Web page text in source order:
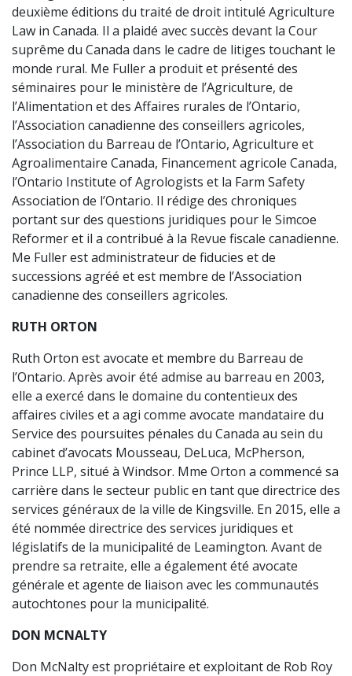
deuxième éditions du traité de droit intitulé Agriculture
Law in Canada. Il a plaidé avec succès devant la Cour
suprême du Canada dans le cadre de litiges touchant le
monde rural. Me Fuller a produit et présenté des
séminaires pour le ministère de l’Agriculture, de
l’Alimentation et des Affaires rurales de l’Ontario,
l’Association canadienne des conseillers agricoles,
l’Association du Barreau de l’Ontario, Agriculture et
Agroalimentaire Canada, Financement agricole Canada,
l’Ontario Institute of Agrologists et la Farm Safety
Association de l’Ontario. Il rédige des chroniques
portant sur des questions juridiques pour le Simcoe
Reformer et il a contribué à la Revue fiscale canadienne.
Me Fuller est administrateur de fiducies et de
successions agréé et est membre de l’Association
canadienne des conseillers agricoles.
RUTH ORTON
Ruth Orton est avocate et membre du Barreau de
l’Ontario. Après avoir été admise au barreau en 2003,
elle a exercé dans le domaine du contentieux des
affaires civiles et a agi comme avocate mandataire du
Service des poursuites pénales du Canada au sein du
cabinet d’avocats Mousseau, DeLuca, McPherson,
Prince LLP, situé à Windsor. Mme Orton a commencé sa
carrière dans le secteur public en tant que directrice des
services généraux de la ville de Kingsville. En 2015, elle a
été nommée directrice des services juridiques et
législatifs de la municipalité de Leamington. Avant de
prendre sa retraite, elle a également été avocate
générale et agente de liaison avec les communautés
autochtones pour la municipalité.
DON MCNALTY
Don McNalty est propriétaire et exploitant de Rob Roy